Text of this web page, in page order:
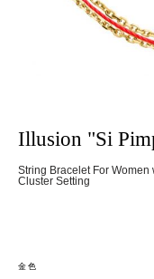
Illusion "Si
String Bracelet For
Cluster Setting
金色